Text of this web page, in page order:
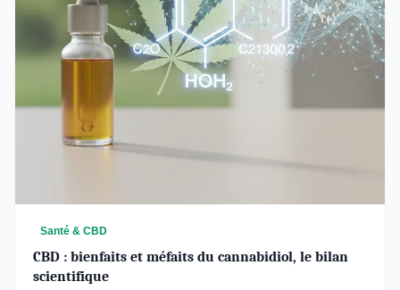
Santé & CBD
CBD : bienfaits et méfaits du cannabidiol, le bilan
scientifique